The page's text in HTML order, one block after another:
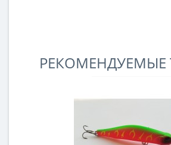
РЕКОМЕНДУЕМЫЕ